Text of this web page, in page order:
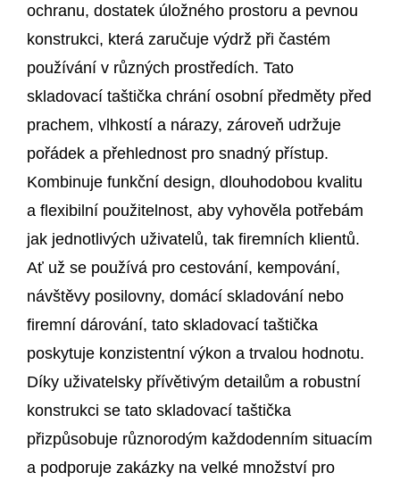
ochranu, dostatek úložného prostoru a pevnou
konstrukci, která zaručuje výdrž při častém
používání v různých prostředích. Tato
skladovací taštička chrání osobní předměty před
prachem, vlhkostí a nárazy, zároveň udržuje
pořádek a přehlednost pro snadný přístup.
Kombinuje funkční design, dlouhodobou kvalitu
a flexibilní použitelnost, aby vyhověla potřebám
jak jednotlivých uživatelů, tak firemních klientů.
Ať už se používá pro cestování, kempování,
návštěvy posilovny, domácí skladování nebo
firemní dárování, tato skladovací taštička
poskytuje konzistentní výkon a trvalou hodnotu.
Díky uživatelsky přívětivým detailům a robustní
konstrukci se tato skladovací taštička
přizpůsobuje různorodým každodenním situacím
a podporuje zakázky na velké množství pro